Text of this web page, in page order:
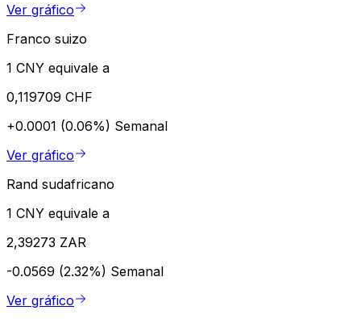
Ver gráfico
Franco suizo
1 CNY equivale a
0,119709 CHF
+0.0001 (0.06%) Semanal
Ver gráfico
Rand sudafricano
1 CNY equivale a
2,39273 ZAR
-0.0569 (2.32%) Semanal
Ver gráfico